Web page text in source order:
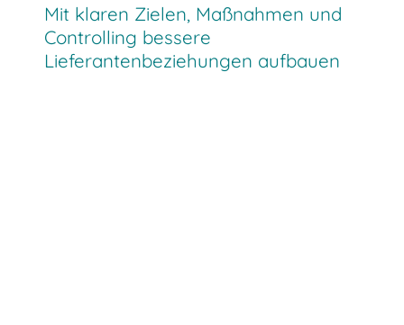
Mit klaren Zielen, Maßnahmen und
Controlling bessere
Lieferantenbeziehungen aufbauen